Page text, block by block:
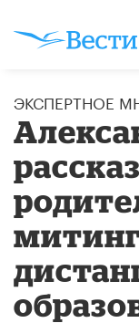
ЭКСПЕРТНОЕ